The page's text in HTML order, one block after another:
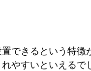
できるという特徴
やすいといえるで